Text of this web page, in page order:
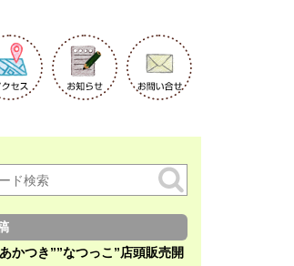
かつき””なつっこ”店頭販売開